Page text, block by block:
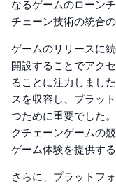
なるゲームのローン
チェーン技術の統合
ゲームのリリースに
開設することでアク
ることに注力しまし
スを収容し、プラッ
つために重要でした
クチェーンゲームの
ゲーム体験を提供す
さらに、プラットフ